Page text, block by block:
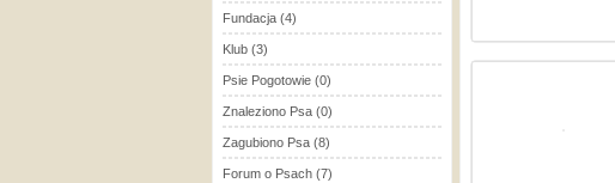
Fundacja (4)
Klub (3)
Psie Pogotowie (0)
Znaleziono Psa (0)
Zagubiono Psa (8)
Forum o Psach (7)